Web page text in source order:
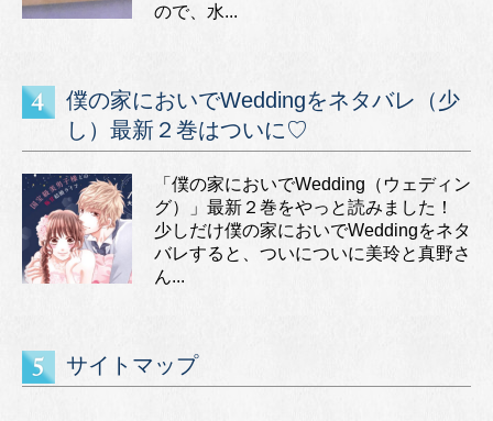
ので、水...
僕の家においでWeddingをネタバレ（少
し）最新２巻はついに♡
「僕の家においでWedding（ウェディン
グ）」最新２巻をやっと読みました！
少しだけ僕の家においでWeddingをネタ
バレすると、ついについに美玲と真野さ
ん...
サイトマップ